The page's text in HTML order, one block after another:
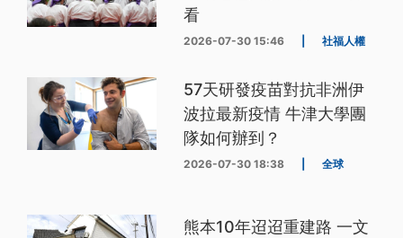
看
2026-07-30 15:46 社福人權
57天研發疫苗對抗非洲伊
波拉最新疫情 牛津大學團
隊如何辦到？
2026-07-30 18:38 全球
熊本10年迢迢重建路 一文